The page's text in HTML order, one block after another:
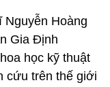
Hoàng
Gia Định
học kỹ thuật
cứu trên thế giới